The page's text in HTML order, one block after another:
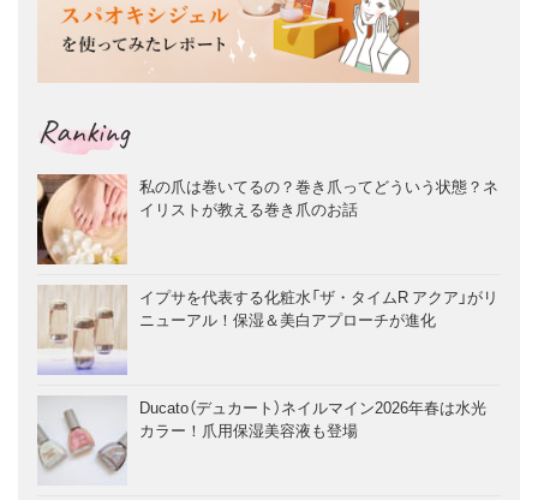
Ranking
私の爪は巻いてるの？巻き爪ってどういう状態？ネ
イリストが教える巻き爪のお話
イプサを代表する化粧水「ザ・タイムR アクア」がリ
ニューアル！保湿＆美白アプローチが進化
Ducato（デュカート）ネイルマイン2026年春は水光
カラー！爪用保湿美容液も登場